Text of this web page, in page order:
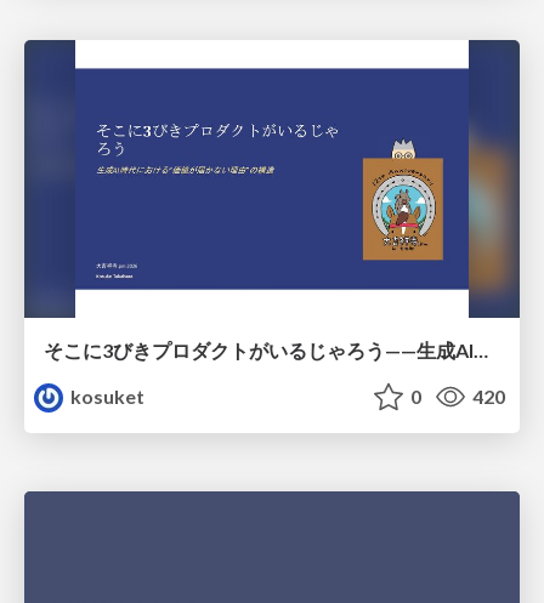
そこに3びきプロダクトがいるじゃろう——生成AI時代における“価値が届かない理由”の構造
kosuket
0 420